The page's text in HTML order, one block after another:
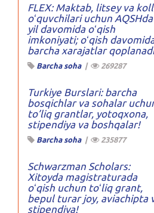
FLEX: Maktab, litsey va
oʻquvchilari uchun
yil davomida oʻqish
imkoniyati; oʻqish
barcha xarajatlar
Barcha soha| 269287
Turkiye Burslari: barcha
bosqichlar va sohalar
to’liq grantlar, yotoqxona,
stipendiya va boshqalar!
Barcha soha| 235877
Schwarzman Scholars:
Xitoyda magistraturada
oʻqish uchun toʻliq grant,
bepul turar joy, aviachipta
stipendiya!